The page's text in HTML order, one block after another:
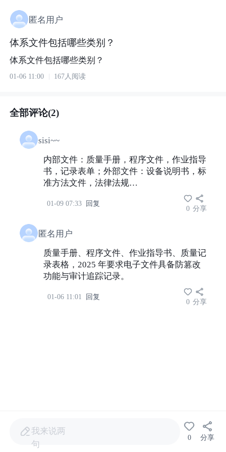
匿名用户
体系文件包括哪些类别？
体系文件包括哪些类别？
01-06 11:00 167人阅读
全部评论(2)
sisi~~
内部文件：质量手册，程序文件，作业指导
书，记录表单；外部文件：设备说明书，标
准方法文件，法律法规…
01-09 07:33 回复
0 分享
匿名用户
质量手册、程序文件、作业指导书、质量记
录表格，2025 年要求电子文件具备防篡改
功能与审计追踪记录。
01-06 11:01 回复
0 分享
我来说两
句
0 分享